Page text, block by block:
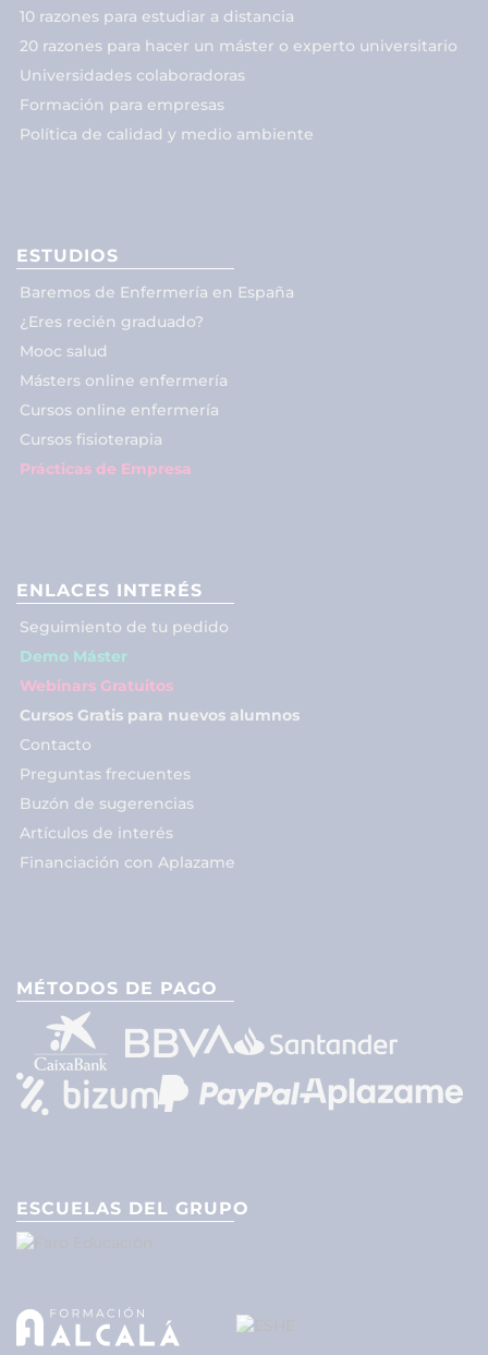
10 razones para estudiar a distancia
20 razones para hacer un máster o experto universitario
Universidades colaboradoras
Formación para empresas
Política de calidad y medio ambiente
ESTUDIOS
Baremos de Enfermería en España
¿Eres recién graduado?
Mooc salud
Másters online enfermería
Cursos online enfermería
Cursos fisioterapia
Prácticas de Empresa
ENLACES INTERÉS
Seguimiento de tu pedido
Demo Máster
Webinars Gratuitos
Cursos Gratis para nuevos alumnos
Contacto
Preguntas frecuentes
Buzón de sugerencias
Artículos de interés
Financiación con Aplazame
MÉTODOS DE PAGO
ESCUELAS DEL GRUPO